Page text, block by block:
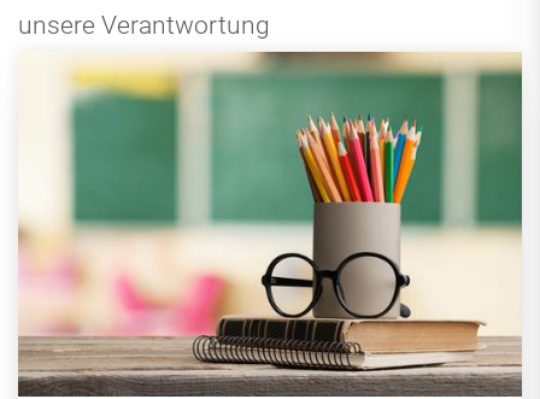
unsere Verantwortung